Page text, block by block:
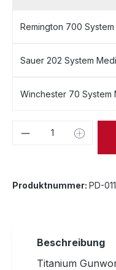
Remington 700 System
Sauer 202 System
Winchester 70 System
Produkt
Produktnummer: PD-
Beschreibung
Titanium